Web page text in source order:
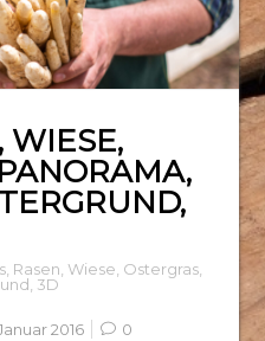
WIESE,
Rasen, Wiese, Ostergras,
3D
2016 0